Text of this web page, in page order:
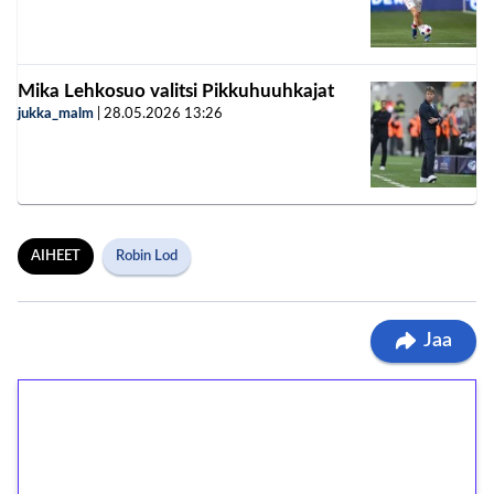
Mika Lehkosuo valitsi Pikkuhuuhkajat
jukka_malm 28.05.2026 13:26
AIHEET Robin Lod
Jaa